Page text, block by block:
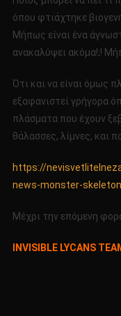
όπου φτιάχτηκε
Μήπως είναι ένα
ανακαλύψει ακόμα!;!
Ότι και να είναι όμως
εξαφανιστεί γρήγορα
πλάσματα που έχουν
θάλασσες, λίμνες, και
https://
news-monster-
Μέχρι την επόμενη
INVISIBLE LYCANS